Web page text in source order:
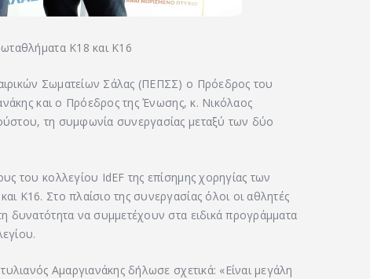
Κ18 και Κ16
Σωματείων Σάλας (ΠΕΠΣΣ) ο Πρόεδρος του
και ο Πρόεδρος της Ένωσης, κ. Νικόλαος
τη συμφωνία συνεργασίας μεταξύ των δύο
του κολλεγίου IdEF της επίσημης χορηγίας των
Κ16. Στο πλαίσιο της συνεργασίας όλοι οι αθλητές
να συμμετέχουν στα ειδικά προγράμματα
Αμαργιανάκης δήλωσε σχετικά: «Είναι μεγάλη